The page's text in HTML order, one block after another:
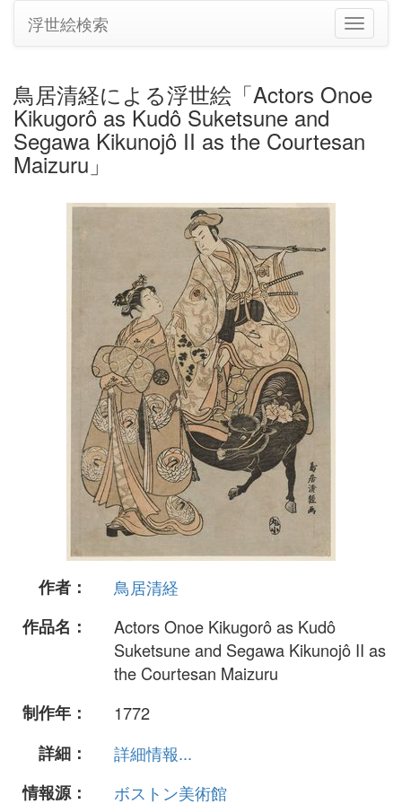
ナ
ビ
シ
の
浮世絵検索
鳥居清経による浮世絵「Actors Onoe
Kikugorô as Kudô Suketsune and
Segawa Kikunojô II as the Courtesan
Maizuru」
作者：
鳥居清経
作品名：
Actors Onoe Kikugorô as Kudô
Suketsune and Segawa Kikunojô II as
the Courtesan Maizuru
制作年：
1772
詳細：
詳細情報...
情報源：
ボストン美術館